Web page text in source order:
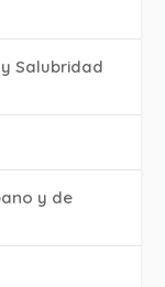
Salubridad
y de